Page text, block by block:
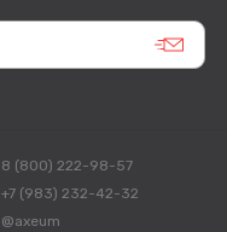
8 (800) 222-98-57
+7 (983) 232-42-32
@axeum